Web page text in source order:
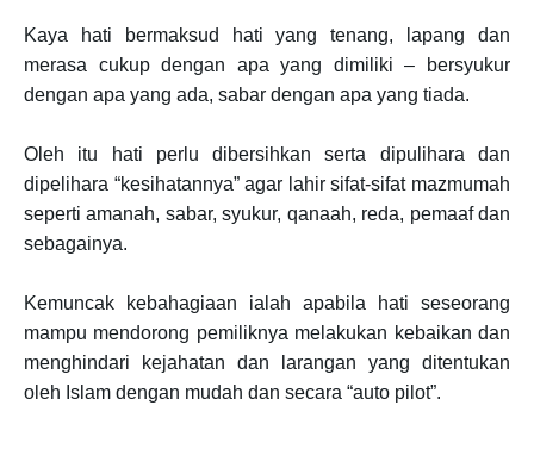
Kaya hati bermaksud hati yang tenang, lapang dan
merasa cukup dengan apa yang dimiliki – bersyukur
dengan apa yang ada, sabar dengan apa yang tiada.
Oleh itu hati perlu dibersihkan serta dipulihara dan
dipelihara “kesihatannya” agar lahir sifat-sifat mazmumah
seperti amanah, sabar, syukur, qanaah, reda, pemaaf dan
sebagainya.
Kemuncak kebahagiaan ialah apabila hati seseorang
mampu mendorong pemiliknya melakukan kebaikan dan
menghindari kejahatan dan larangan yang ditentukan
oleh Islam dengan mudah dan secara “auto pilot”.